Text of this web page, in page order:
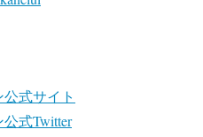
式サイト
式Twitter